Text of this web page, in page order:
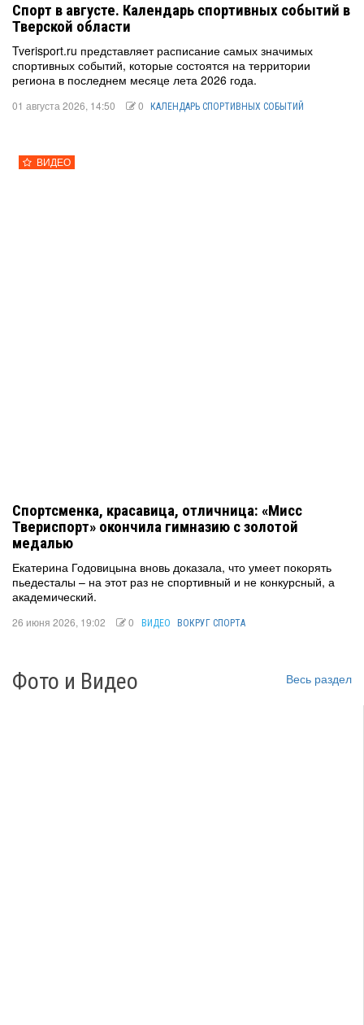
Спорт в августе. Календарь спортивных событий в
Тверской области
Tverisport.ru представляет расписание самых значимых
спортивных событий, которые состоятся на территории
региона в последнем месяце лета 2026 года.
01 августа 2026, 14:50 0 КАЛЕНДАРЬ СПОРТИВНЫХ СОБЫТИЙ
ВИДЕО
Спортсменка, красавица, отличница: «Мисс
Твериспорт» окончила гимназию с золотой
медалью
Екатерина Годовицына вновь доказала, что умеет покорять
пьедесталы – на этот раз не спортивный и не конкурсный, а
академический.
26 июня 2026, 19:02 0 ВИДЕО ВОКРУГ СПОРТА
Фото и Видео Весь раздел